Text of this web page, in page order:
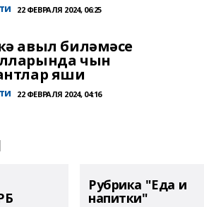
22 ФЕВРАЛЯ 2024, 06:25
авыл биләмәсе
чын
яши
22 ФЕВРАЛЯ 2024, 04:16
Рубрика "Еда и
напитки"